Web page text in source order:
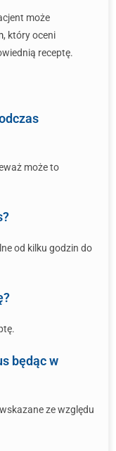
może
, który oceni
receptę.
może to
od kilku godzin do
będąc w
ze względu